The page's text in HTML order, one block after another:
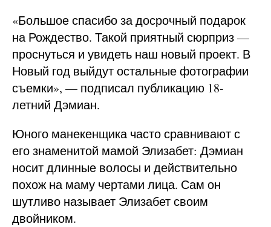
«Большое спасибо за досрочный подарок
на Рождество. Такой приятный сюрприз —
проснуться и увидеть наш новый проект. В
Новый год выйдут остальные фотографии
съемки», — подписал публикацию 18-
летний Дэмиан.
Юного манекенщика часто сравнивают с
его знаменитой мамой Элизабет: Дэмиан
носит длинные волосы и действительно
похож на маму чертами лица. Сам он
шутливо называет Элизабет своим
двойником.